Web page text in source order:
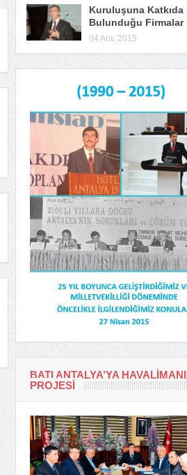
Kuruluşuna Katkıda
Bulunduğu Firmalar
04 Ara, 2015
BATI ANTALYA’YA HAVALIMANI
PROJESI